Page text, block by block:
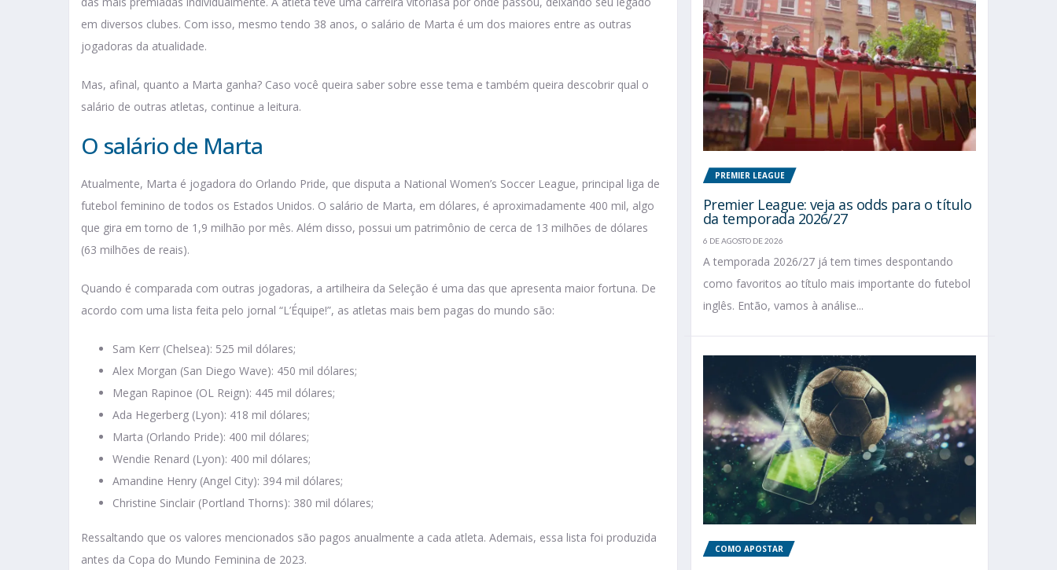
em diversos clubes. Com isso, mesmo tendo 38 anos, o salário de Marta é um dos maiores entre as outras
jogadoras da atualidade.
Mas, afinal, quanto a Marta ganha? Caso você queira saber sobre esse tema e também queira descobrir qual o
salário de outras atletas, continue a leitura.
O salário de Marta
Atualmente, Marta é jogadora do Orlando Pride, que disputa a National Women’s Soccer League, principal liga de
futebol feminino de todos os Estados Unidos. O salário de Marta, em dólares, é aproximadamente 400 mil, algo
que gira em torno de 1,9 milhão por mês. Além disso, possui um patrimônio de cerca de 13 milhões de dólares
(63 milhões de reais).
Quando é comparada com outras jogadoras, a artilheira da Seleção é uma das que apresenta maior fortuna. De
acordo com uma lista feita pelo jornal “L’Équipe!”, as atletas mais bem pagas do mundo são:
Sam Kerr (Chelsea): 525 mil dólares;
Alex Morgan (San Diego Wave): 450 mil dólares;
Megan Rapinoe (OL Reign): 445 mil dólares;
Ada Hegerberg (Lyon): 418 mil dólares;
Marta (Orlando Pride): 400 mil dólares;
Wendie Renard (Lyon): 400 mil dólares;
Amandine Henry (Angel City): 394 mil dólares;
Christine Sinclair (Portland Thorns): 380 mil dólares;
Ressaltando que os valores mencionados são pagos anualmente a cada atleta. Ademais, essa lista foi produzida
antes da Copa do Mundo Feminina de 2023.
PREMIER LEAGUE
Premier League: veja as odds para o título
da temporada 2026/27
6 DE AGOSTO DE 2026
A temporada 2026/27 já tem times despontando
como favoritos ao título mais importante do futebol
inglês. Então, vamos à análise...
COMO APOSTAR